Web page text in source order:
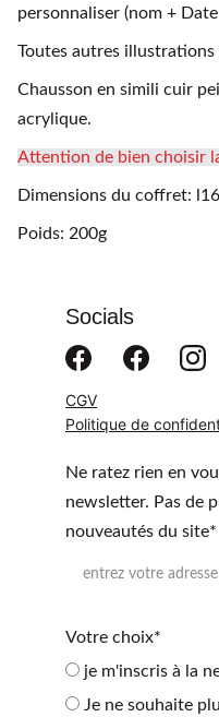
personnaliser (nom +
Toutes autres illustrations
Chausson en simili cuir
acrylique.
Attention de bien choisir
Dimensions du coffret:
Poids: 200g
Socials
Politique de
CGV
Ne ratez rien en
newsletter. Pas de
nouveautés du site*
Votre choix*
je m'inscris à la
Je ne souhaite